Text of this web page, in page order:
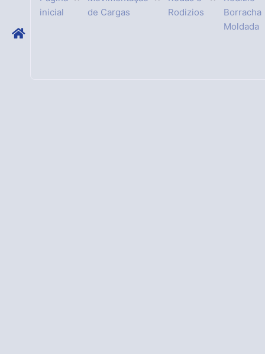
inicial
de Cargas
Rodizios
Borracha
Moldada